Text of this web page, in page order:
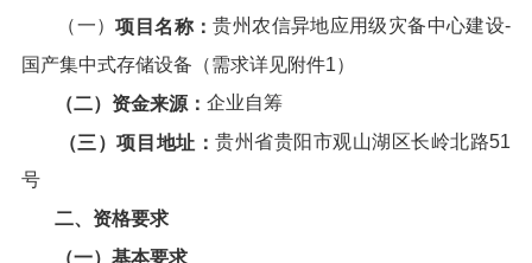
（一）项目名称：贵州农信异地应用级灾备中心建设-
国产集中式存储设备（需求详见附件1）
（二）资金来源： 企业自筹
（三）项目地址：贵州省贵阳市观山湖区长岭北路51
号
二、资格要求
（一）基本要求